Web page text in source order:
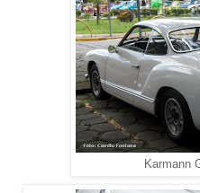
Karmann